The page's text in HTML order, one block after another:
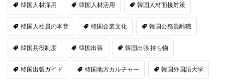
韓国人材採用 韓国人材活用 韓国人材面接対策
韓国人社員の本音 韓国企業文化 韓国公務員離職
韓国兵役制度 韓国出張 韓国出張 持ち物
韓国出張ガイド 韓国地方カルチャー 韓国外国語大学